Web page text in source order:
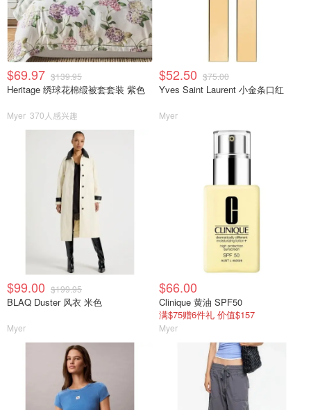
$69.97 $139.95
Heritage 绣球花棉缎被套套装 紫色
Myer 370人感兴趣
$52.50 $75.00
Yves Saint Laurent 小金条口红
Myer
$99.00 $199.95
BLAQ Duster 风衣 米色
Myer
$66.00
Clinique 黄油 SPF50
满$75赠6件礼 价值$157
Myer